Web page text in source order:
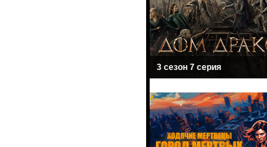
3 сезон 7 серия